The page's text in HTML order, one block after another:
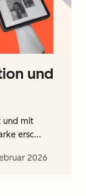
und
und mit
ersc...
2026